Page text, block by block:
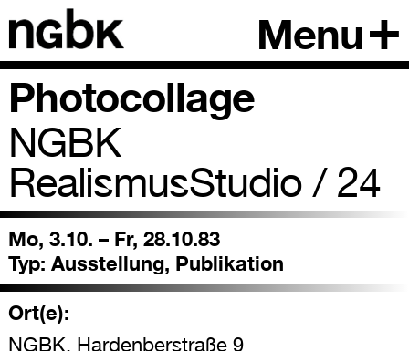
Menu
Photocollage
NGBK
RealismusStudio / 24
Mo, 3.10. – Fr, 28.10.83
Typ: Ausstellung, Publikation
Ort(e):
NGBK, Hardenberstraße 9